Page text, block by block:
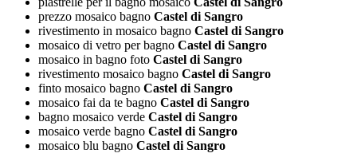
prezzo mosaico bagno Castel di Sangro
rivestimento in mosaico bagno Castel di Sangro
mosaico di vetro per bagno Castel di Sangro
mosaico in bagno foto Castel di Sangro
rivestimento mosaico bagno Castel di Sangro
finto mosaico bagno Castel di Sangro
mosaico fai da te bagno Castel di Sangro
bagno mosaico verde Castel di Sangro
mosaico verde bagno Castel di Sangro
mosaico blu bagno Castel di Sangro